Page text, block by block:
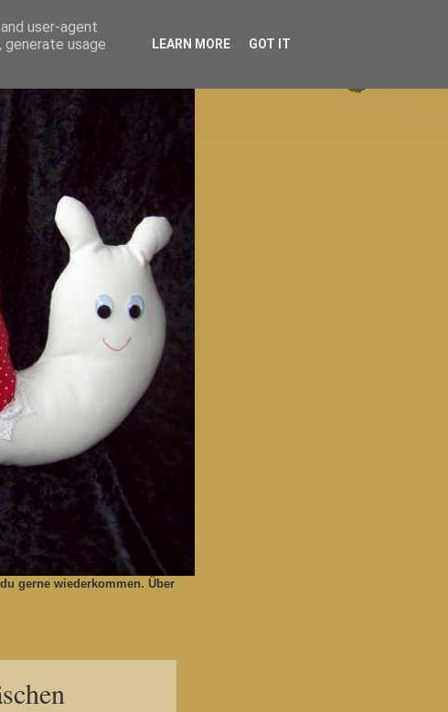
gerne wiederkommen. Über
user-agent
usage
LEARN MORE GOT IT